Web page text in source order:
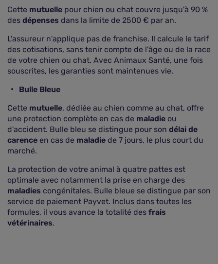
Cette mutuelle pour chien ou chat couvre jusqu'à 90 %
des dépenses dans la limite de 2500 € par an.
L'assureur n'applique pas de franchise. Il calcule le tarif
des cotisations, sans tenir compte de l'âge ou de la race
de votre chien ou chat. Avec Animaux Santé, une fois
souscrites, les garanties sont maintenues vie.
Bulle Bleue
Cette mutuelle, dédiée au chien comme au chat, offre
une protection complète en cas de maladie ou
d'accident. Bulle bleu se distingue pour son délai de
carence en cas de maladie de 7 jours, le plus court du
marché.
La protection de votre animal à quatre pattes est
optimale avec notamment la prise en charge des
maladies congénitales. Bulle bleue se distingue par son
service de paiement Payvet. Inclus dans toutes les
formules, il vous avance la totalité des frais
vétérinaires.